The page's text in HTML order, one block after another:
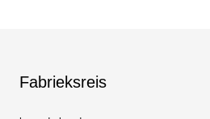
Fabrieksreis